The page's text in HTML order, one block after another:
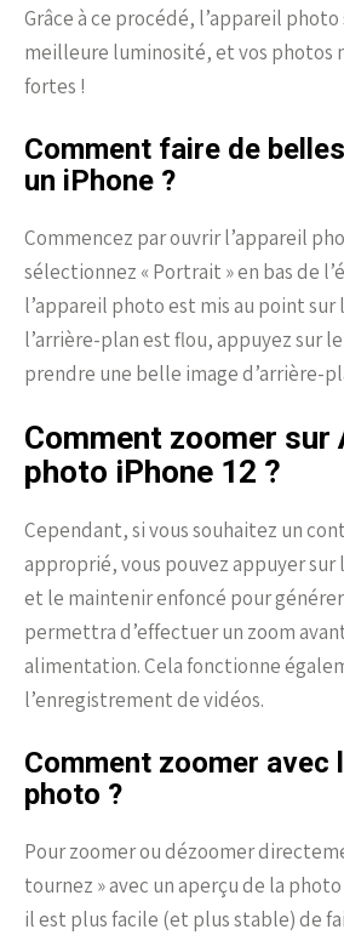
Grâce à ce procédé, l’appareil
meilleure luminosité, et vos photos
fortes !
Comment faire de
un iPhone ?
Commencez par ouvrir l’appareil
sélectionnez « Portrait » en bas de
l’appareil photo est mis au point sur
l’arrière-plan est flou, appuyez sur
prendre une belle image d’arrière-
Comment zoomer sur
photo iPhone 12 ?
Cependant, si vous souhaitez un
approprié, vous pouvez appuyer sur
et le maintenir enfoncé pour
permettra d’effectuer un zoom
alimentation. Cela fonctionne
l’enregistrement de vidéos.
Comment zoomer avec
photo ?
Pour zoomer ou dézoomer
tournez » avec un aperçu de la
il est plus facile (et plus stable) de